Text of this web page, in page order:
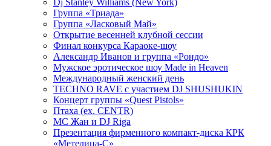
Dj Stanley Williams (New York)
Группа «Триада»
Группа «Ласковый Май»
Открытие весенней клубной сессии
Финал конкурса Караоке-шоу
Александр Иванов и группа «Рондо»
Мужское эротическое шоу Made in Heaven
Международный женский день
TECHNO RAVE с участием DJ SHUSHUKIN
Концерт группы «Quest Pistols»
Птаха (ex. CENTR)
МС Жан и DJ Riga
Презентация фирменного компакт-диска КРК
«Метелица-С»